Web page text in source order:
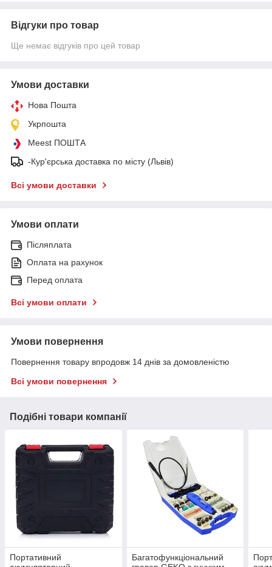
Відгуки про товар
Ще немає відгуків про цей товар
Умови доставки
Нова Пошта
Укрпошта
Meest ПОШТА
-Кур'єрська доставка по місту (Львів)
Всі умови доставки
Умови оплати
Післяплата
Оплата на рахунок
Перед оплата
Всі умови оплати
Умови повернення
Повернення товару впродовж 14 днів за домовленістю
Всі умови повернення
Подібні товари компанії
Портативний
Багатофункціональний